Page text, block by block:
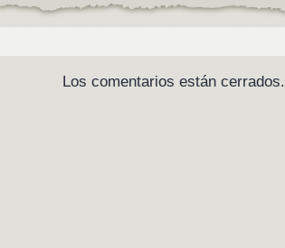
Los comentarios están cerrados.